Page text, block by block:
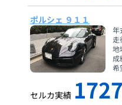
ポルシェ ９１１
年
走
地
成
希
セルカ実績